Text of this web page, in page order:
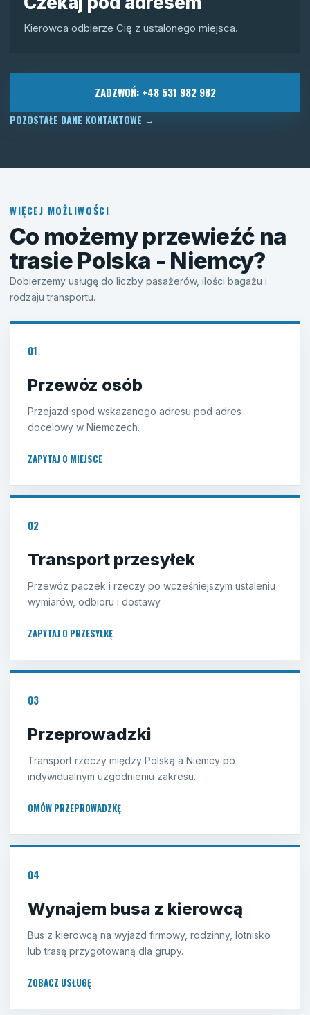
Kierowca odbierze Cię z ustalonego miejsca.
ZADZWOŃ: +48 531 982 982
POZOSTAŁE DANE KONTAKTOWE →
WIĘCEJ MOŻLIWOŚCI
Co możemy przewieźć na
trasie Polska - Niemcy?
Dobierzemy usługę do liczby pasażerów, ilości bagażu i
rodzaju transportu.
01
Przewóz osób
Przejazd spod wskazanego adresu pod adres
docelowy w Niemczech.
ZAPYTAJ O MIEJSCE
02
Transport przesyłek
Przewóz paczek i rzeczy po wcześniejszym ustaleniu
wymiarów, odbioru i dostawy.
ZAPYTAJ O PRZESYŁKĘ
03
Przeprowadzki
Transport rzeczy między Polską a Niemcy po
indywidualnym uzgodnieniu zakresu.
OMÓW PRZEPROWADZKĘ
04
Wynajem busa z kierowcą
Bus z kierowcą na wyjazd firmowy, rodzinny, lotnisko
lub trasę przygotowaną dla grupy.
ZOBACZ USŁUGĘ